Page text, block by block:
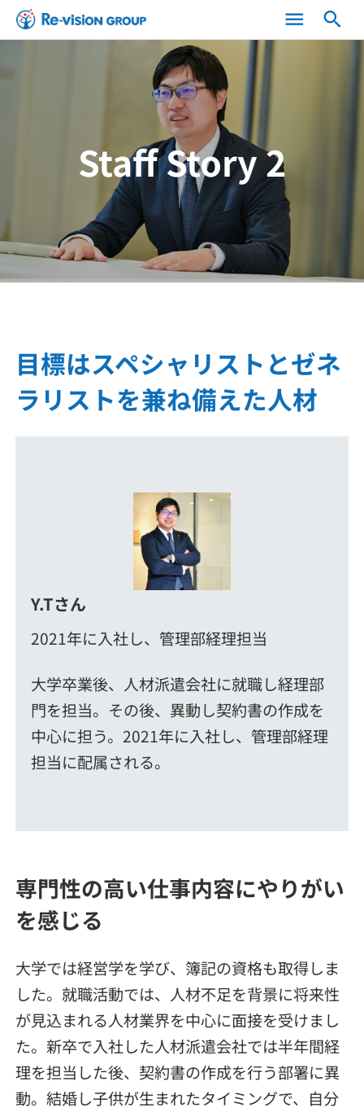
menu search
Staff Story 2
目標はスペシャリストとゼネ
ラリストを兼ね備えた人材
Y.Tさん
2021年に入社し、管理部経理担当
大学卒業後、人材派遣会社に就職し経理部
門を担当。その後、異動し契約書の作成を
中心に担う。2021年に入社し、管理部経理
担当に配属される。
専門性の高い仕事内容にやりがい
を感じる
大学では経営学を学び、簿記の資格も取得しま
した。就職活動では、人材不足を背景に将来性
が見込まれる人材業界を中心に面接を受けまし
た。新卒で入社した人材派遣会社では半年間経
理を担当した後、契約書の作成を行う部署に異
動。結婚し子供が生まれたタイミングで、自分